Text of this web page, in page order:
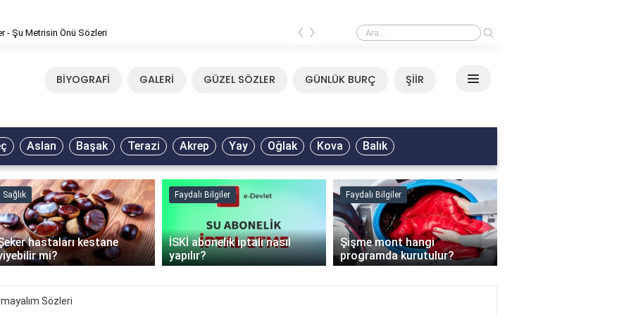
- Şu Metrisin Önü Sözleri Mirkelam - Tavla Sözleri
‹ ›
BİYOGRAFİ GALERİ GÜZEL SÖZLER GÜNLÜK BURÇ ŞİİR
Aslan Başak Terazi Akrep Yay Oğlak Kova Balık
Sağlık
hastaları kestane
mi?
Faydalı Bilgiler
İSKİ abonelik iptali nasıl
yapılır?
Faydalı Bilgiler
Şişme mont hangi
programda kurutulur?
›
Sözleri